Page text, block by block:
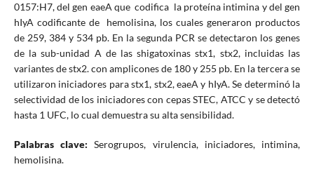
0157:H7, del gen eaeA que codifica la proteína intimina y del gen
hIyA codificante de hemolisina, los cuales generaron productos
de 259, 384 y 534 pb. En la segunda PCR se detectaron los genes
de la sub-unidad A de las shigatoxinas stx1, stx2, incluidas las
variantes de stx2. con amplicones de 180 y 255 pb. En la tercera se
utilizaron iniciadores para stx1, stx2, eaeA y hIyA. Se determinó la
selectividad de los iniciadores con cepas STEC, ATCC y se detectó
hasta 1 UFC, lo cual demuestra su alta sensibilidad.
Palabras clave: Serogrupos, virulencia, iniciadores, intimina,
hemolisina.